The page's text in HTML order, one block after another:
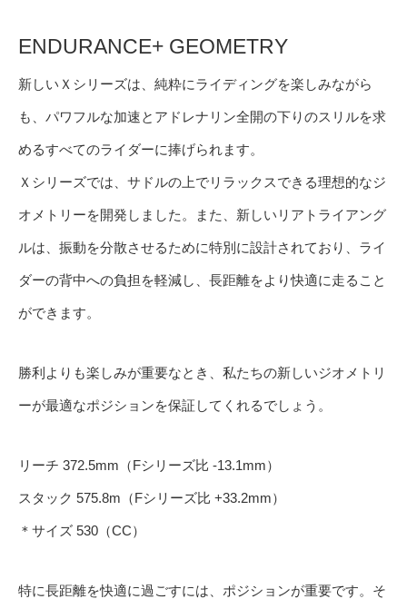
ENDURANCE+ GEOMETRY
新しいＸシリーズは、純粋にライディングを楽しみながら
も、パワフルな加速とアドレナリン全開の下りのスリルを求
めるすべてのライダーに捧げられます。
Ｘシリーズでは、サドルの上でリラックスできる理想的なジ
オメトリーを開発しました。また、新しいリアトライアング
ルは、振動を分散させるために特別に設計されており、ライ
ダーの背中への負担を軽減し、長距離をより快適に走ること
ができます。
勝利よりも楽しみが重要なとき、私たちの新しいジオメトリ
ーが最適なポジションを保証してくれるでしょう。
リーチ 372.5mm（Fシリーズ比 -13.1mm）
スタック 575.8m（Fシリーズ比 +33.2mm）
＊サイズ 530（CC）
特に長距離を快適に過ごすには、ポジションが重要です。そ